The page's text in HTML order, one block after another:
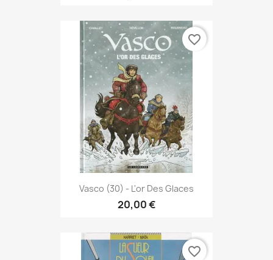
Vasco (30) - L'or Des Glaces
20,00 €
favorite_border
favorite_border